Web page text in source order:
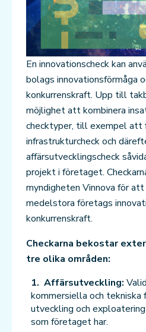
En innovationscheck kan
bolags innovationsförmåga
konkurrenskraft. Upp till
möjlighet att kombinera
checktyper, till exempel att
infrastrukturcheck och
affärsutvecklingscheck
projekt i företaget.
myndigheten Vinnova för
medelstora företags
konkurrenskraft.
Checkarna bekostar
tre olika områden:
Affärsutveckling:
kommersiella och tekniska
utveckling och
som företaget har.